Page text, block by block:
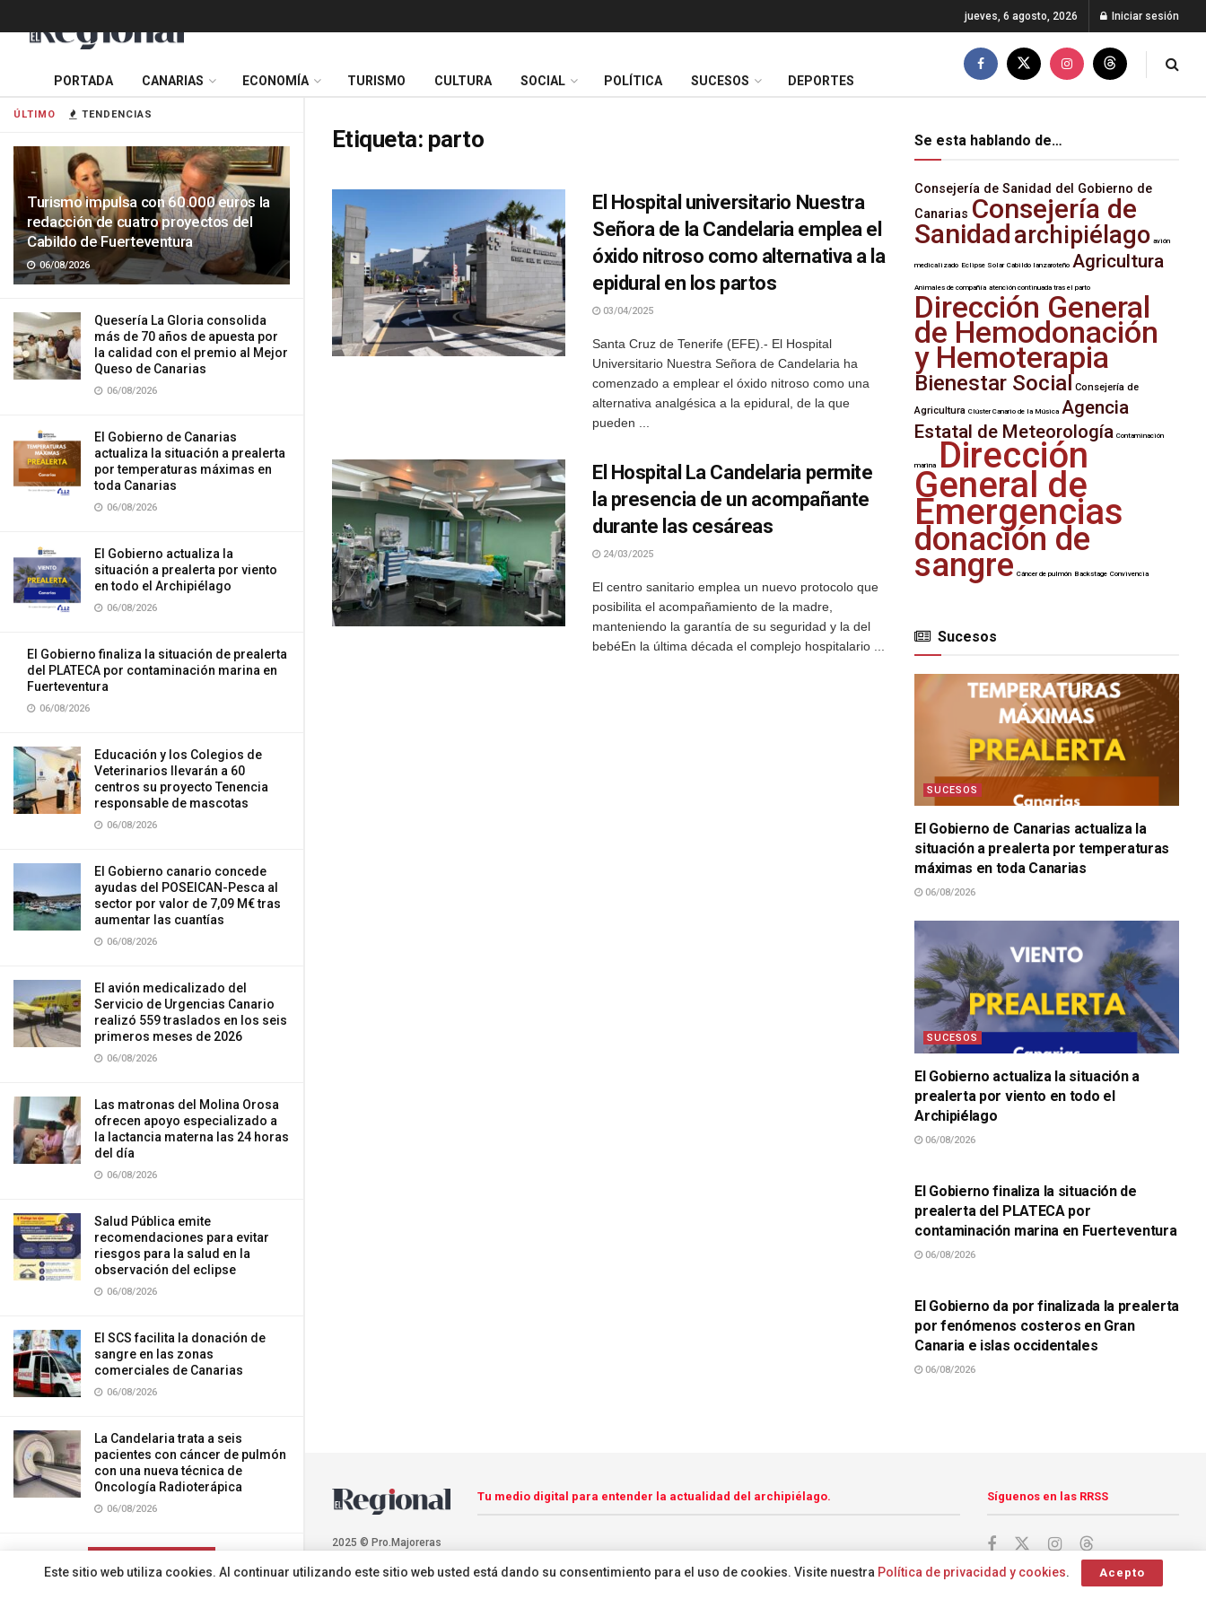
ÚLTIMO TENDENCIAS
Turismo impulsa con 60.000 euros la
redacción de cuatro proyectos del
Cabildo de Fuerteventura
06/08/2026
Quesería La Gloria consolida
más de 70 años de apuesta por
la calidad con el premio al Mejor
Queso de Canarias
06/08/2026
El Gobierno de Canarias
actualiza la situación a prealerta
por temperaturas máximas en
toda Canarias
06/08/2026
El Gobierno actualiza la
situación a prealerta por viento
en todo el Archipiélago
06/08/2026
El Gobierno finaliza la situación de prealerta
del PLATECA por contaminación marina en
Fuerteventura
06/08/2026
Educación y los Colegios de
Veterinarios llevarán a 60
centros su proyecto Tenencia
responsable de mascotas
06/08/2026
El Gobierno canario concede
ayudas del POSEICAN-Pesca al
sector por valor de 7,09 M€ tras
aumentar las cuantías
06/08/2026
El avión medicalizado del
Servicio de Urgencias Canario
realizó 559 traslados en los seis
primeros meses de 2026
06/08/2026
Las matronas del Molina Orosa
ofrecen apoyo especializado a
la lactancia materna las 24 horas
del día
06/08/2026
Salud Pública emite
recomendaciones para evitar
riesgos para la salud en la
observación del eclipse
06/08/2026
El SCS facilita la donación de
sangre en las zonas
comerciales de Canarias
06/08/2026
La Candelaria trata a seis
pacientes con cáncer de pulmón
con una nueva técnica de
Oncología Radioterápica
06/08/2026
CARGAR MÁS
jueves, 6 agosto, 2026 Iniciar sesión
PORTADA CANARIAS ECONOMÍA TURISMO CULTURA SOCIAL POLÍTICA SUCESOS DEPORTES
Etiqueta: parto
El Hospital universitario Nuestra
Señora de la Candelaria emplea el
óxido nitroso como alternativa a la
epidural en los partos
03/04/2025
Santa Cruz de Tenerife (EFE).- El Hospital
Universitario Nuestra Señora de Candelaria ha
comenzado a emplear el óxido nitroso como una
alternativa analgésica a la epidural, de la que
pueden ...
El Hospital La Candelaria permite
la presencia de un acompañante
durante las cesáreas
24/03/2025
El centro sanitario emplea un nuevo protocolo que
posibilita el acompañamiento de la madre,
manteniendo la garantía de su seguridad y la del
bebéEn la última década el complejo hospitalario ...
Se esta hablando de…
Consejería de Sanidad del Gobierno de
Canarias Consejería de
Sanidadarchipiélago avión
medicalizado Eclipse Solar Cabildo lanzaroteño Agricultura
Animales de compañía atención continuada tras el parto
Dirección General
de Hemodonación
y Hemoterapia
Bienestar Social
Consejería de
Agricultura Clúster Canario de la Música Agencia
Estatal de Meteorología Contaminación
marina Dirección
General de
Emergencias
donación de
sangre Cáncer de pulmón Backstage Convivencia
Sucesos
SUCESOS
El Gobierno de Canarias actualiza la
situación a prealerta por temperaturas
máximas en toda Canarias
06/08/2026
SUCESOS
El Gobierno actualiza la situación a
prealerta por viento en todo el
Archipiélago
06/08/2026
El Gobierno finaliza la situación de
prealerta del PLATECA por
contaminación marina en Fuerteventura
06/08/2026
El Gobierno da por finalizada la prealerta
por fenómenos costeros en Gran
Canaria e islas occidentales
06/08/2026
2025 © Pro.Majoreras
Tu medio digital para entender la actualidad del archipiélago. Síguenos en las RRSS
Este sitio web utiliza cookies. Al continuar utilizando este sitio web usted está dando su consentimiento para el uso de cookies. Visite nuestra Política de privacidad y cookies. Acepto